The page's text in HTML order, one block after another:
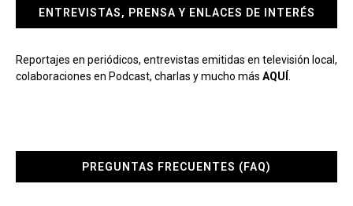
ENTREVISTAS, PRENSA Y ENLACES DE INTERÉS
Reportajes en periódicos, entrevistas emitidas en televisión local,
colaboraciones en Podcast, charlas y mucho más AQUÍ
PREGUNTAS FRECUENTES (FAQ)